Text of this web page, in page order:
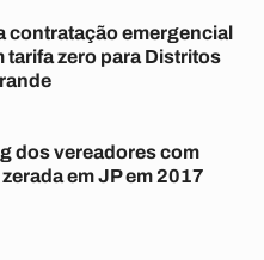
contratação emergencial
tarifa zero para Distritos
dos vereadores com
em JP em 2017